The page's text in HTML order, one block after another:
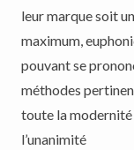
leur marque soit
maximum,
pouvant se
méthodes
toute la modernité
l’unanimité